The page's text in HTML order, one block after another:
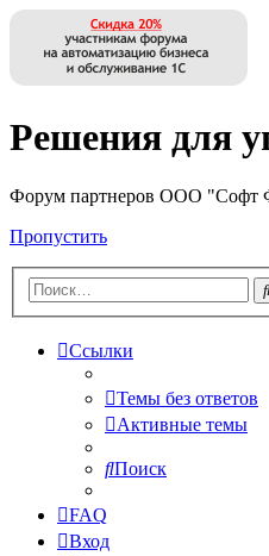
Решения для
Форум партнеров ООО "Софт
Пропустить
Ссылки
Темы без ответов
Активные темы
Поиск
FAQ
Вход